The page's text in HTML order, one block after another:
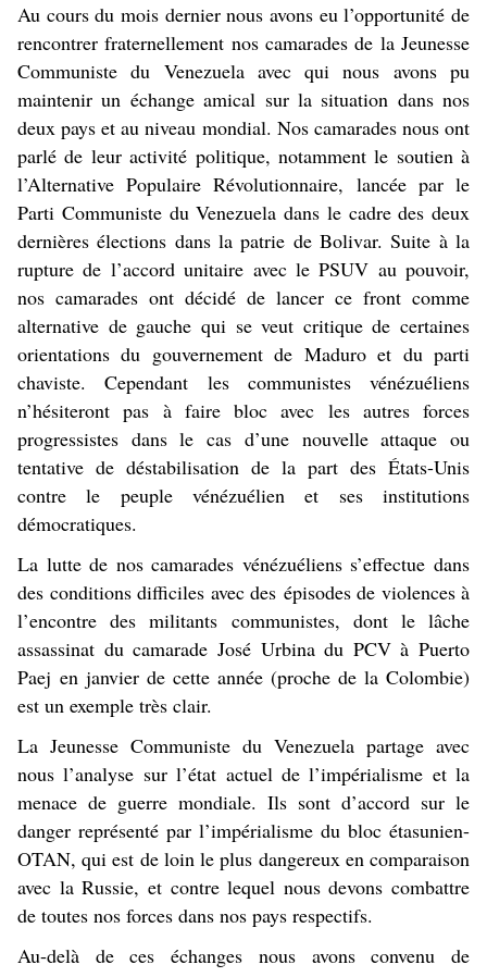
Au cours du mois dernier nous avons eu l’opportunité de
rencontrer fraternellement nos camarades de la Jeunesse
Communiste du Venezuela avec qui nous avons pu
maintenir un échange amical sur la situation dans nos
deux pays et au niveau mondial. Nos camarades nous ont
parlé de leur activité politique, notamment le soutien à
l’Alternative Populaire Révolutionnaire, lancée par le
Parti Communiste du Venezuela dans le cadre des deux
dernières élections dans la patrie de Bolivar. Suite à la
rupture de l’accord unitaire avec le PSUV au pouvoir,
nos camarades ont décidé de lancer ce front comme
alternative de gauche qui se veut critique de certaines
orientations du gouvernement de Maduro et du parti
chaviste. Cependant les communistes vénézuéliens
n’hésiteront pas à faire bloc avec les autres forces
progressistes dans le cas d’une nouvelle attaque ou
tentative de déstabilisation de la part des États-Unis
contre le peuple vénézuélien et ses institutions
démocratiques.
La lutte de nos camarades vénézuéliens s’effectue dans
des conditions difficiles avec des épisodes de violences à
l’encontre des militants communistes, dont le lâche
assassinat du camarade José Urbina du PCV à Puerto
Paej en janvier de cette année (proche de la Colombie)
est un exemple très clair.
La Jeunesse Communiste du Venezuela partage avec
nous l’analyse sur l’état actuel de l’impérialisme et la
menace de guerre mondiale. Ils sont d’accord sur le
danger représenté par l’impérialisme du bloc étasunien-
OTAN, qui est de loin le plus dangereux en comparaison
avec la Russie, et contre lequel nous devons combattre
de toutes nos forces dans nos pays respectifs.
Au-delà de ces échanges nous avons convenu de